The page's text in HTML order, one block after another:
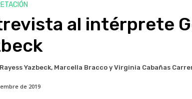
al intérprete
Yazbeck, Marcella Bracco y Virginia Cabañas
de 2019